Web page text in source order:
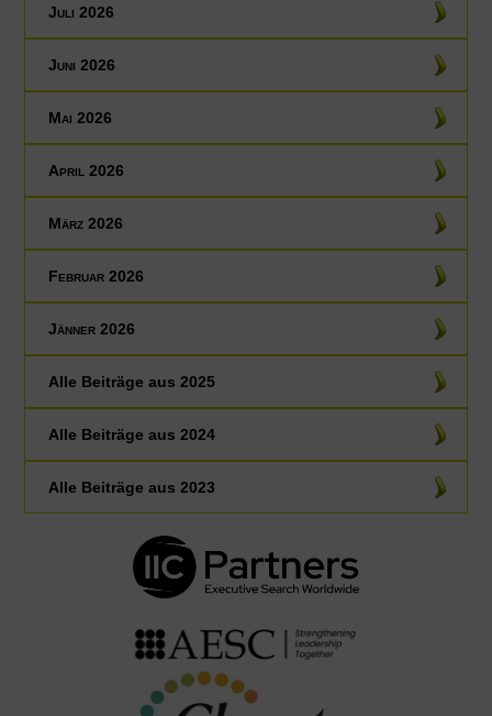
Juli 2026
Juni 2026
Mai 2026
April 2026
März 2026
Februar 2026
Jänner 2026
Alle Beiträge aus 2025
Alle Beiträge aus 2024
Alle Beiträge aus 2023